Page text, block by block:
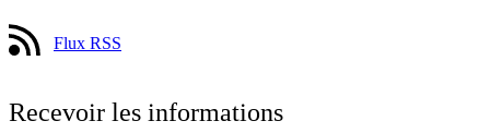
Flux RSS
Recevoir les informations